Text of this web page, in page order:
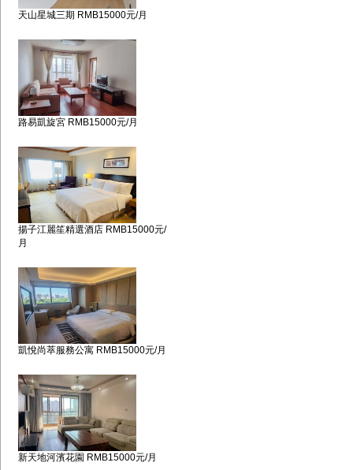
天山星城三期 RMB15000元/月
路易凱旋宮 RMB15000元/月
揚子江麗笙精選酒店 RMB15000元/
月
凱悅尚萃服務公寓 RMB15000元/月
新天地河濱花園 RMB15000元/月